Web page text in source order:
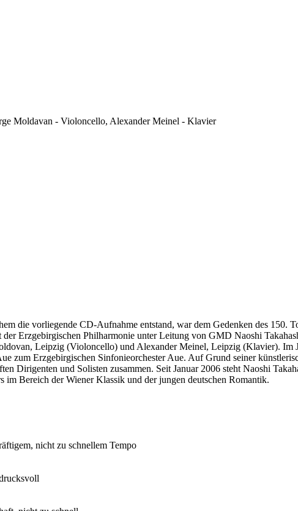
Moldavan - Violoncello, Alexander Meinel - Klavier
die vorliegende CD-Aufnahme entstand, war dem Gedenken des 150.
Erzgebirgischen Philharmonie unter Leitung von GMD Naoshi
Leipzig (Violoncello) und Alexander Meinel, Leipzig (Klavier). Im
zum Erzgebirgischen Sinfonieorchester Aue. Auf Grund seiner
Dirigenten und Solisten zusammen. Seit Januar 2006 steht Naoshi
Bereich der Wiener Klassik und der jungen deutschen Romantik.
nicht zu schnellem Tempo